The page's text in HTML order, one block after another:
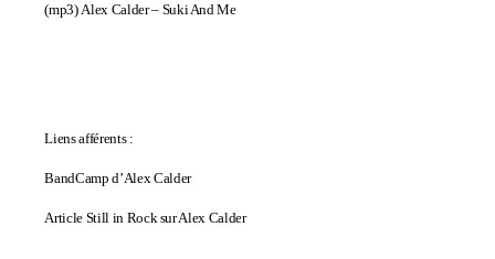
(mp3)Alex Calder – Suki And Me
Liens afférents :
BandCamp d’Alex Calder
Article Still in Rock sur Alex Calder